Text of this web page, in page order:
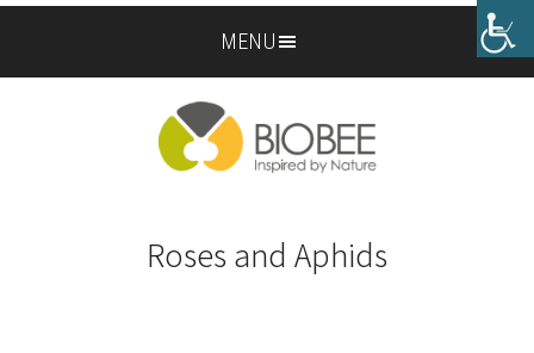
Skip
to
Skip
to
MENU
Roses and Aphids